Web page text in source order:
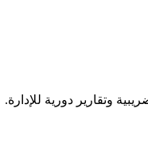
وتقارير دورية للإدارة.